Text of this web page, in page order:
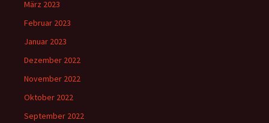
März 2023
Februar 2023
Januar 2023
Dezember 2022
November 2022
Oktober 2022
September 2022